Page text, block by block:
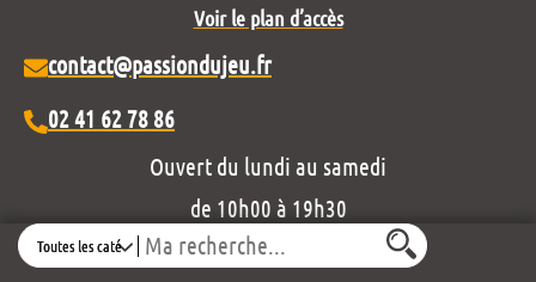
Search
Voir le plan d’accès
contact@passiondujeu.fr
02 41 62 78 86
Ouvert du lundi au samedi
de 10h00 à 19h30
Découvrez notre projet éditorial :